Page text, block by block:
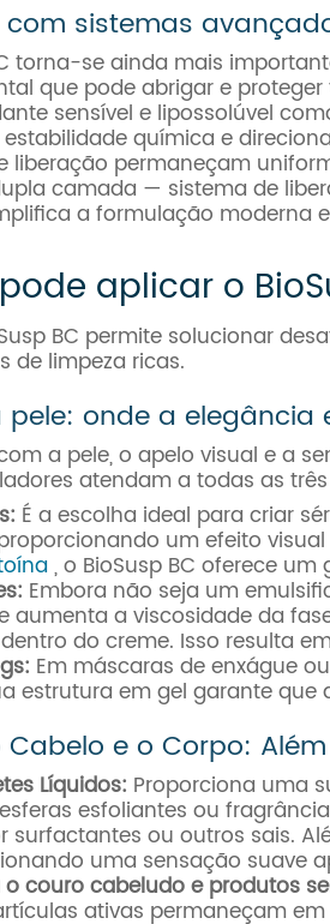
sistemas
torna-se ainda mais
que pode abrigar e
sensível e lipossolúvel
química e
liberação permaneçam
camada — sistema de
a formulação moderna
aplicar o
BC permite solucionar
de limpeza ricas.
onde a elegância
a pele, o apelo visual e a
atendam a todas as
É a escolha ideal para criar
um efeito
, o BioSusp BC oferece
Embora não seja um
aumenta a viscosidade da
do creme. Isso resulta
Em máscaras de enxágue
estrutura em gel garante
e o Corpo:
Líquidos: Proporciona uma
esfoliantes ou
surfactantes ou outros sais.
uma sensação suave
couro cabeludo e produtos
ativas permaneçam